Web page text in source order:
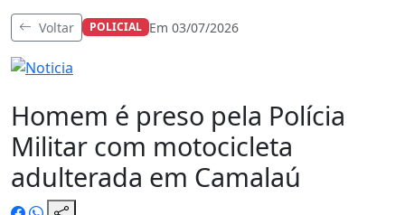
Voltar POLICIAL Em 03/07/2026
Homem é preso pela Polícia
Militar com motocicleta
adulterada em Camalaú